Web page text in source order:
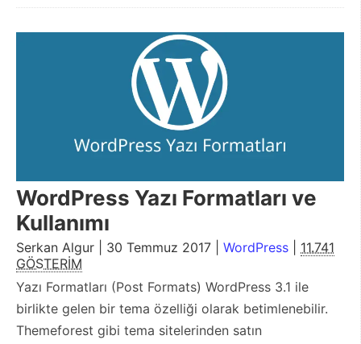
WordPress Yazı Formatları ve
Kullanımı
Serkan Algur | 30 Temmuz 2017 | WordPress
11.741
GÖSTERİM
Yazı Formatları (Post Formats) WordPress 3.1 ile
birlikte gelen bir tema özelliği olarak betimlenebilir.
Themeforest gibi tema sitelerinden satın